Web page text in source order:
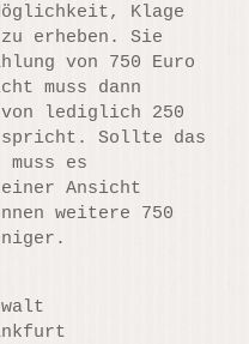
Klage
erheben. Sie
von 750 Euro
muss dann
lediglich 250
Sollte das
es
Ansicht
weitere 750